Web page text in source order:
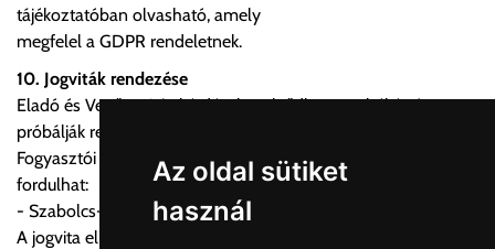
Az oldal sütiket
használ
tájékoztatóban olvasható, amely
megfelel a GDPR rendeletnek.
10. Jogviták rendezése
Eladó és Vevő a vitás kérdéseket elsődlegesen békés úton
próbálják rendezni.
Fogyasztói jogvita esetén a Vevő az alábbi hatósághoz
fordulhat:
- Szabolcs-Szatmár-Bereg Vármegyei Békéltető Testület
A jogvita elbírálására – hatáskörtől függően – a magyar